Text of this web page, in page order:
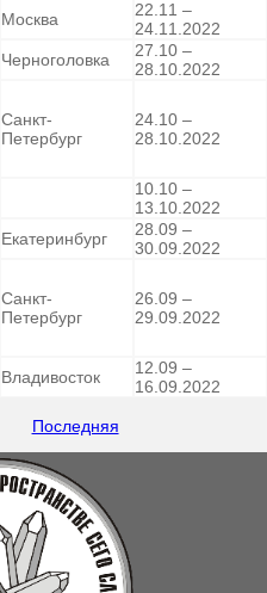
Москва
22.11 –
24.11.2022
Черноголовка
27.10 –
28.10.2022
Санкт-
Петербург
24.10 –
28.10.2022
10.10 –
13.10.2022
Екатеринбург
28.09 –
30.09.2022
Санкт-
Петербург
26.09 –
29.09.2022
Владивосток
12.09 –
16.09.2022
Последняя